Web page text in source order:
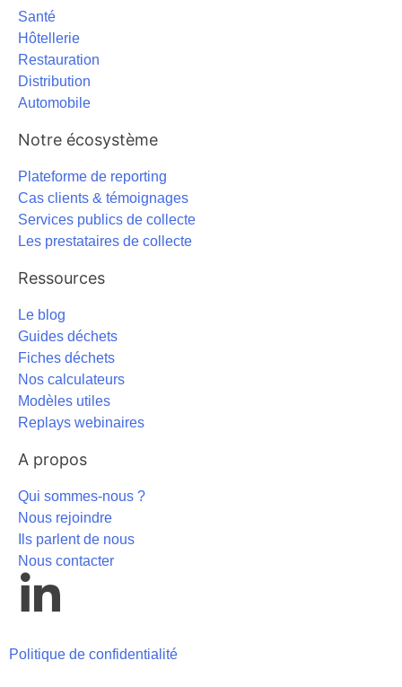
Santé
Hôtellerie
Restauration
Distribution
Automobile
Notre écosystème
Plateforme de reporting
Cas clients & témoignages
Services publics de collecte
Les prestataires de collecte
Ressources
Le blog
Guides déchets
Fiches déchets
Nos calculateurs
Modèles utiles
Replays webinaires
A propos
Qui sommes-nous ?
Nous rejoindre
Ils parlent de nous
Nous contacter
Politique de confidentialité